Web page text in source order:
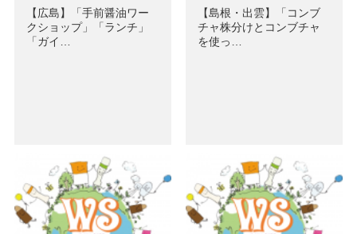
【広島】「手前醤油ワー
クショップ」「ランチ」
「ガイ…
【島根・出雲】「コンブ
チャ株分けとコンブチャ
を使っ…